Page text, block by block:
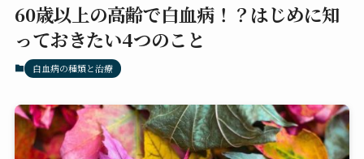
60歳以上の高齢で白血病！？はじめに知
っておきたい4つのこと
白血病の種類と治療